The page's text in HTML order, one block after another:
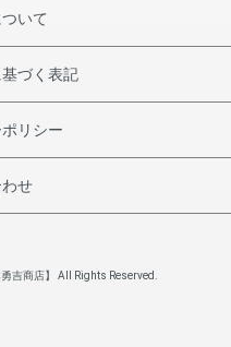
いて
づく表記
リシー
せ
吉商店】 All Rights Reserved.